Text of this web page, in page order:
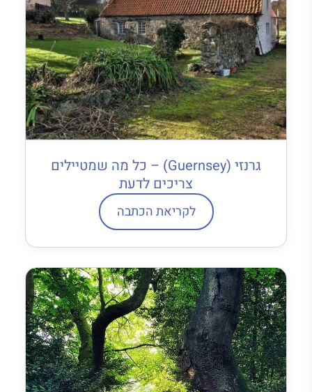
גרנזי (Guernsey) – כל מה שמטיילים
צריכים לדעת
לקריאת הכתבה